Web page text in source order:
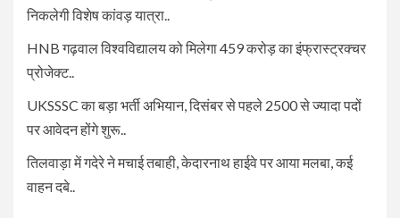
निकलेगी विशेष कांवड़ यात्रा..
HNB गढ़वाल विश्वविद्यालय को मिलेगा 459 करोड़ का इंफ्रास्ट्रक्चर
प्रोजेक्ट..
UKSSSC का बड़ा भर्ती अभियान, दिसंबर से पहले 2500 से ज्यादा पदों
पर आवेदन होंगे शुरू..
तिलवाड़ा में गदेरे ने मचाई तबाही, केदारनाथ हाईवे पर आया मलबा, कई
वाहन दबे..